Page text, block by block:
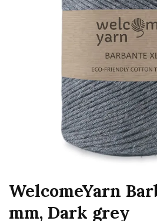
WelcomeYarn
mm, Dark grey